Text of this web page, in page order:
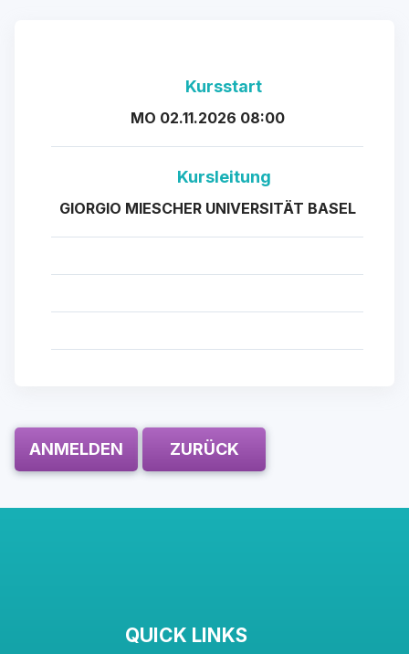
Kursstart
MO 02.11.2026 08:00
Kursleitung
GIORGIO MIESCHER UNIVERSITÄT BASEL
ANMELDEN ZURÜCK
QUICK LINKS